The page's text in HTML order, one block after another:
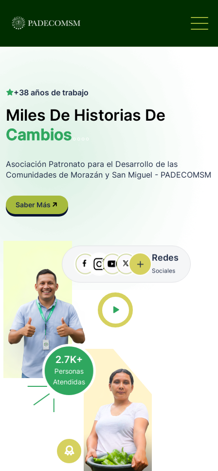
+38 años de trabajo
Miles De Historias De
Cambios....
Asociación Patronato para el Desarrollo de las
Comunidades de Morazán y San Miguel - PADECOMSM
Saber Más
Redes
Sociales
2.7K+
Personas
Atendidas